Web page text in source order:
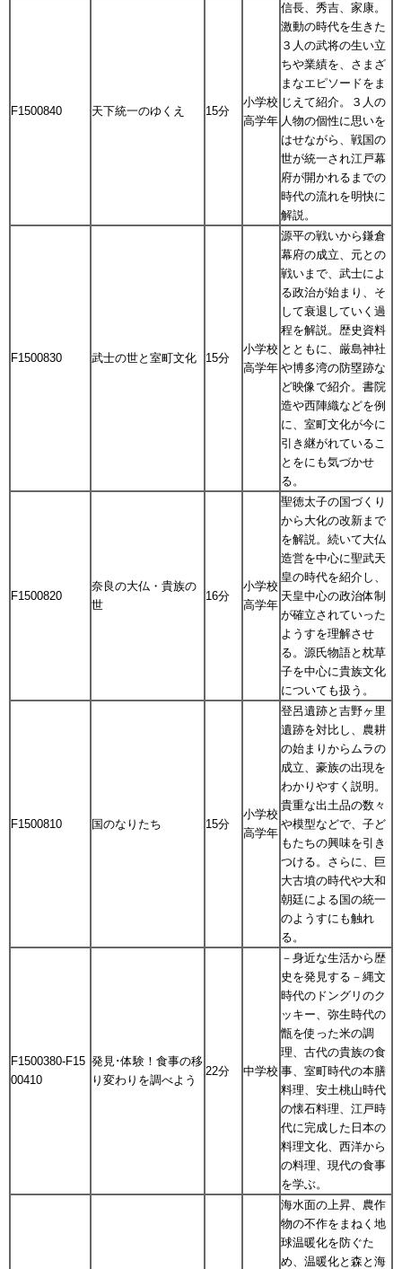
F1500840 天下統一のゆくえ 15分
小学校
高学年
信長、秀吉、家康。
激動の時代を生きた
３人の武将の生い立
ちや業績を、さまざ
まなエピソードをま
じえて紹介。３人の
人物の個性に思いを
はせながら、戦国の
世が統一され江戸幕
府が開かれるまでの
時代の流れを明快に
解説。
F1500830 武士の世と室町文化 15分
小学校
高学年
源平の戦いから鎌倉
幕府の成立、元との
戦いまで、武士によ
る政治が始まり、そ
して衰退していく過
程を解説。歴史資料
とともに、厳島神社
や博多湾の防塁跡な
ど映像で紹介。書院
造や西陣織などを例
に、室町文化が今に
引き継がれているこ
とをにも気づかせ
る。
F1500820
奈良の大仏・貴族の
世
16分
小学校
高学年
聖徳太子の国づくり
から大化の改新まで
を解説。続いて大仏
造営を中心に聖武天
皇の時代を紹介し、
天皇中心の政治体制
が確立されていった
ようすを理解させ
る。源氏物語と枕草
子を中心に貴族文化
についても扱う。
F1500810 国のなりたち 15分
小学校
高学年
登呂遺跡と吉野ヶ里
遺跡を対比し、農耕
の始まりからムラの
成立、豪族の出現を
わかりやすく説明。
貴重な出土品の数々
や模型などで、子ど
もたちの興味を引き
つける。さらに、巨
大古墳の時代や大和
朝廷による国の統一
のようすにも触れ
る。
F1500380-F15
00410
発見･体験！食事の移
り変わりを調べよう
22分 中学校
－身近な生活から歴
史を発見する－縄文
時代のドングリのク
ッキー、弥生時代の
甑を使った米の調
理、古代の貴族の食
事、室町時代の本膳
料理、安土桃山時代
の懐石料理、江戸時
代に完成した日本の
料理文化、西洋から
の料理、現代の食事
を学ぶ。
海水面の上昇、農作
物の不作をまねく地
球温暖化を防ぐた
め、温暖化と森と海